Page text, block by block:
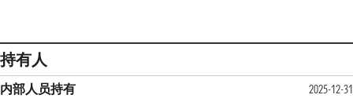
持有人
内部人员持有 2025-12-31